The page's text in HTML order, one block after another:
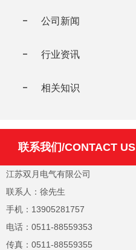
公司新闻
行业资讯
相关知识
联系我们/CONTACT US
江苏双月电气有限公司
联系人：徐先生
手机：13905281757
电话：0511-88559353
传真：0511-88559355